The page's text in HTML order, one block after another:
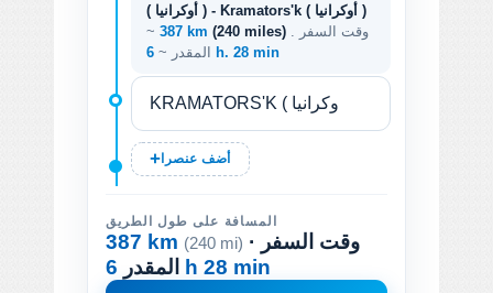
( أوكرانيا ) - Kramators'k ( أوكرانيا )
~
387 km (240 miles)
المقدر ~ 6 h. 28 min
أضف عنصرا
المسافة على طول الطريق
387 km (240 mi) · وقت السفر
المقدر 6 h 28 min